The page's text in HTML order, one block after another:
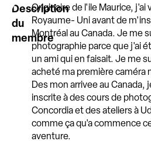
Description
du
membre
Originaire de l'ile Maurice, j'ai
Royaume- Uni avant de
Montréal au Canada. Je me
photographie parce que j'ai
un ami qui en faisait. Je me
acheté ma première caméra
Des mon arrivee au Canada,
inscrite à des cours de
Concordia et des ateliers à
comme ça qu'a commence
aventure.